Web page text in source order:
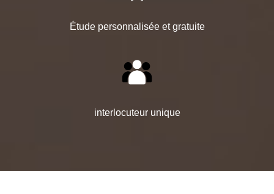
Étude personnalisée et gratuite
interlocuteur unique